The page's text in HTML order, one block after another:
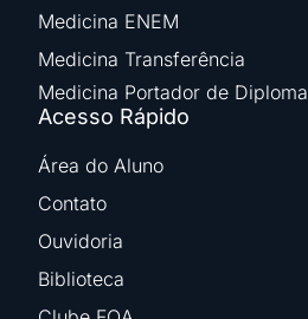
Medicina ENEM
Medicina Transferência
Medicina Portador de Diploma
Acesso Rápido
Área do Aluno
Contato
Ouvidoria
Biblioteca